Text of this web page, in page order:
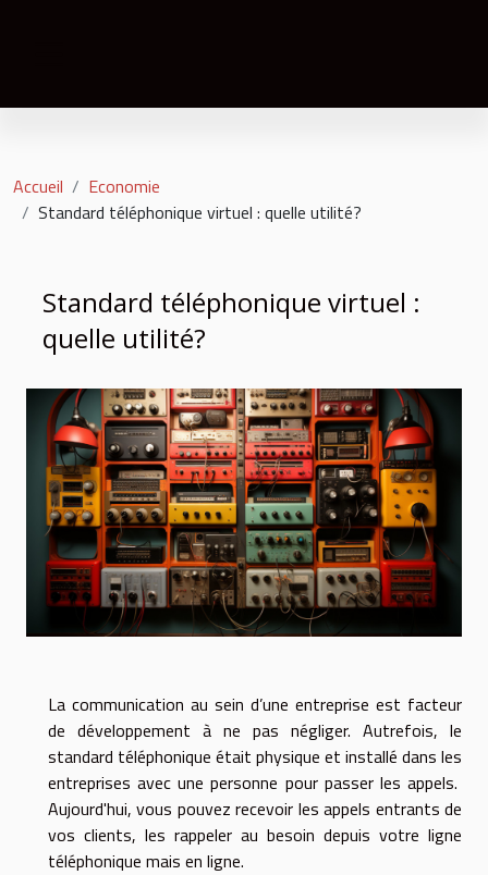
Accueil
Economie
Standard téléphonique virtuel : quelle utilité?
Standard téléphonique virtuel :
quelle utilité?
La communication au sein d’une entreprise est facteur
de développement à ne pas négliger. Autrefois, le
standard téléphonique était physique et installé dans les
entreprises avec une personne pour passer les appels.
Aujourd'hui, vous pouvez recevoir les appels entrants de
vos clients, les rappeler au besoin depuis votre ligne
téléphonique mais en ligne.